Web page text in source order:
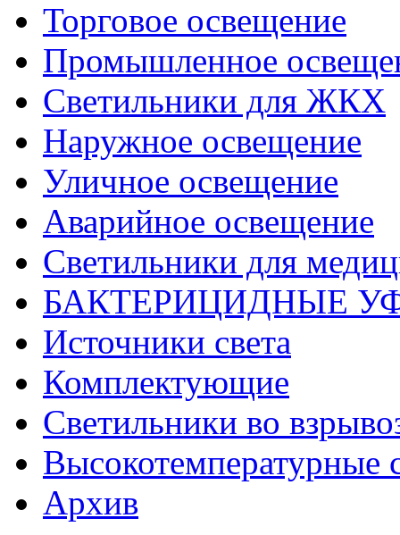
Торговое освещение
Промышленное
Светильники для ЖКХ
Наружное освещение
Уличное освещение
Аварийное освещение
Светильники для
БАКТЕРИЦИДНЫЕ
Источники света
Комплектующие
Светильники во
Высокотемпературные
Архив